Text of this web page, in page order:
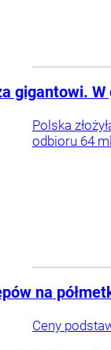
gigantowi. W
Polska
odbioru 64
na
Ceny